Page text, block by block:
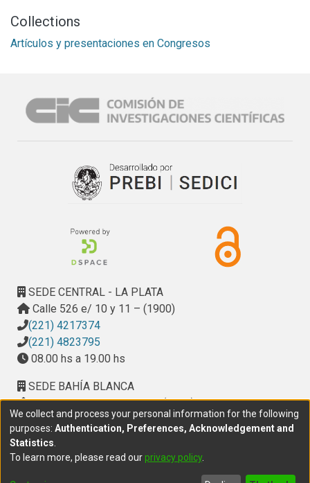
Collections
Artículos y presentaciones en Congresos
SEDE CENTRAL - LA PLATA
Calle 526 e/ 10 y 11 – (1900)
(221) 4217374
(221) 4823795
08.00 hs a 19.00 hs
SEDE BAHÍA BLANCA
Calle Ciudad de Cali 320 – (8000). Universidad
Provincial del Sudoeste (UPSO)
(291) 459 2550
, interno 147
10.00 h a 14.00 h
We collect and process your personal information for the following
purposes: Authentication, Preferences, Acknowledgement and
Statistics
To learn more, please read ourprivacy policy.